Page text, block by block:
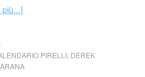
PIRELLI, DEREK